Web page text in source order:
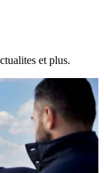
et plus.